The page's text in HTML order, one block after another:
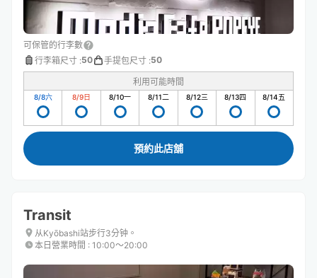
可保管的行李數
行李箱尺寸 :50 手提包尺寸 :50
利用可能時間
8/8六 8/9日 8/10一 8/11二 8/12三 8/13四 8/14五
預約此店舖
Transit
从Kyōbashi站步行3分钟。
本日營業時間 : 10:00〜20:00